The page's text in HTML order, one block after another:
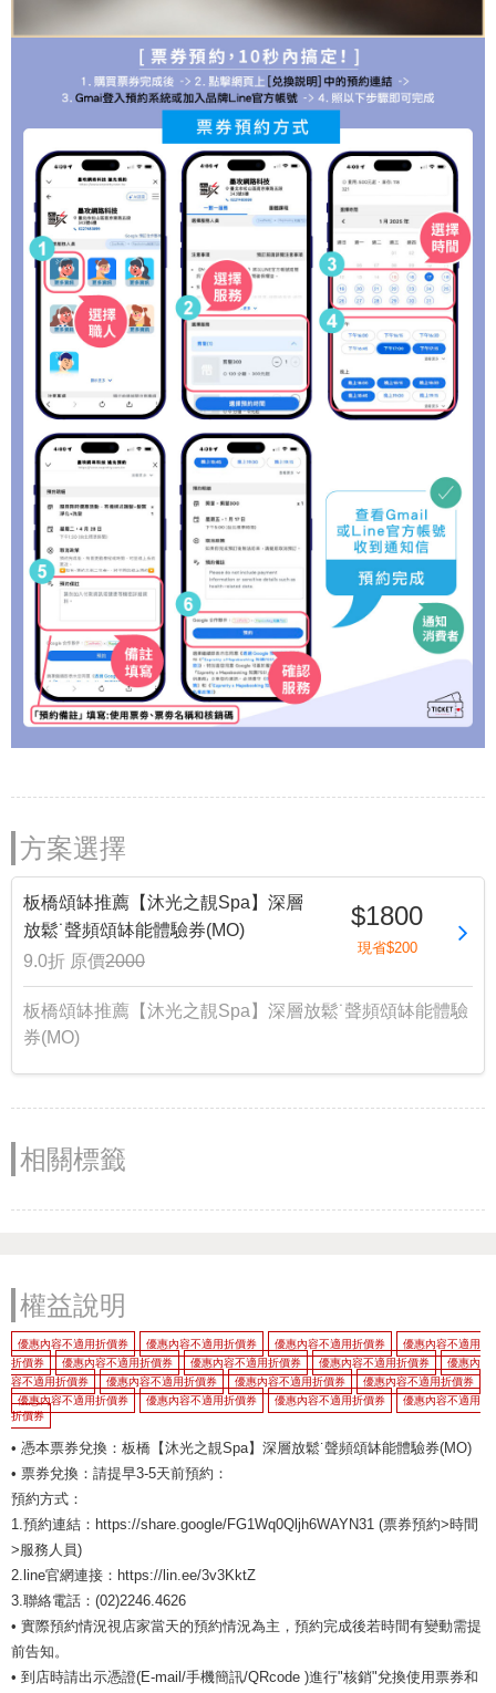
方案選擇
板橋頌缽推薦【沐光之靚Spa】深層
放鬆˙聲頻頌缽能體驗券(MO)
9.0折 原價2000
$1800
現省$200
板橋頌缽推薦【沐光之靚Spa】深層放鬆˙聲頻頌缽能體驗
券(MO)
相關標籤
權益說明
優惠內容不適用折價券 優惠內容不適用折價券 優惠內容不適用折價券
優惠內容不適用
折價券
優惠內容不適用折價券 優惠內容不適用折價券 優惠內容不適用折價券
優惠內
容不適用折價券
優惠內容不適用折價券 優惠內容不適用折價券
優惠內容不適用折價券
優惠內容不適用折價券
優惠內容不適用折價券 優惠內容不適用折價券
優惠內容不適用
折價券
• 憑本票券兌換：板橋【沐光之靚Spa】深層放鬆˙聲頻頌缽能體驗券(MO)
• 票券兌換：請提早3-5天前預約：
預約方式：
1.預約連結：https://share.google/FG1Wq0Qljh6WAYN31 (票券預約>時間
>服務人員)
2.line官網連接：https://lin.ee/3v3KktZ
3.聯絡電話：(02)2246.4626
• 實際預約情況視店家當天的預約情況為主，預約完成後若時間有變動需提
前告知。
• 到店時請出示憑證(E-mail/手機簡訊/QRcode )進行"核銷"兌換使用票券和